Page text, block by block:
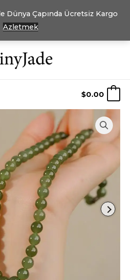
Dünya Çapında Ücretsiz Kargo
Azletmek
$0.00